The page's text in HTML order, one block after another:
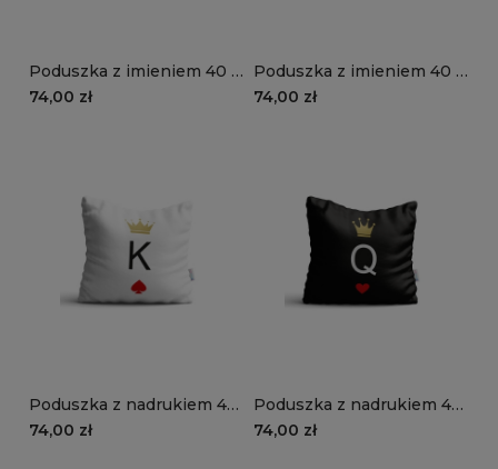
Poduszka z imieniem 40 ×
40 cm - LITERKA I IMIĘ |
74,00 zł
Poduszka z imieniem 40 ×
40 cm - LITERKA I IMIĘ |
74,00 zł
Poduszka z nadrukiem 40
× 40 cm - PREZENT DLA
74,00 zł
Poduszka z nadrukiem 40
× 40 cm - PREZENT DLA
74,00 zł